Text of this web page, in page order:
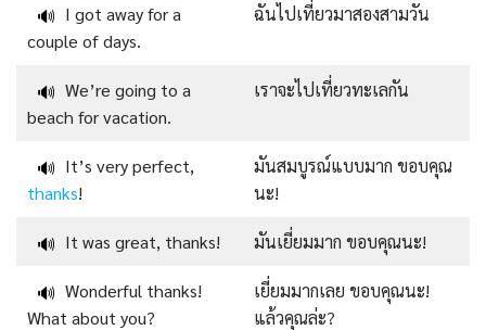
🔊 I got away for a
couple of days.
ฉันไปเที่ยวมาสองสามวัน
🔊 We’re going to a
beach for vacation.
เราจะไปเที่ยวทะเลกัน
🔊 It’s very perfect,
thanks!
มันสมบูรณ์แบบมาก ขอบคุณ
นะ!
🔊 It was great, thanks! มันเยี่ยมมาก ขอบคุณนะ!
🔊 Wonderful thanks!
What about you?
เยี่ยมมากเลย ขอบคุณนะ!
แล้วคุณล่ะ?